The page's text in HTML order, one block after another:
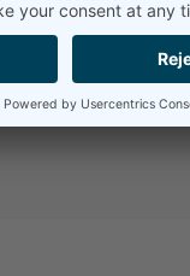
Als
Inspektion führen wir
darauf können Sie